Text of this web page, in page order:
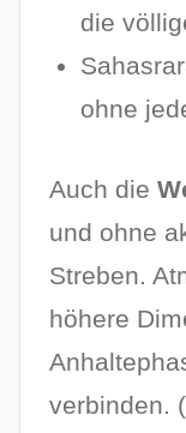
die
ohne
Auch die
und ohne
Streben.
höhere
verbinden.